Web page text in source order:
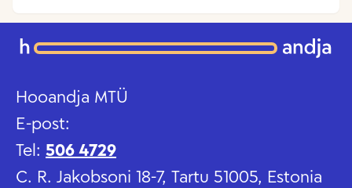
Hooandja MTÜ
E-post:
Tel: 506 4729
C. R. Jakobsoni 18-7, Tartu 51005, Estonia